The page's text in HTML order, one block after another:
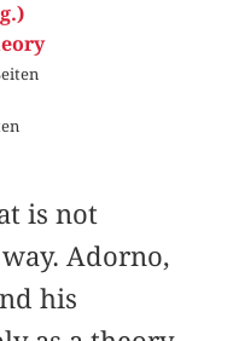
is not
Adorno,
his